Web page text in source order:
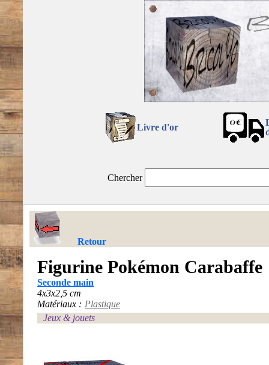
Livre d'or
Chercher
Retour
Figurine Pokémon Carabaffe
Seconde main
4x3x2,5 cm
Matériaux : Plastique
Jeux & jouets